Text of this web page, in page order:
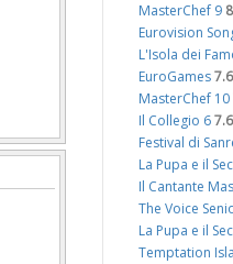
MasterChef 9
Eurovision
L'Isola dei
EuroGames
MasterChef 10
Il Collegio 6
Festival di
La Pupa e il
Il Cantante
The Voice
La Pupa e il
Temptation